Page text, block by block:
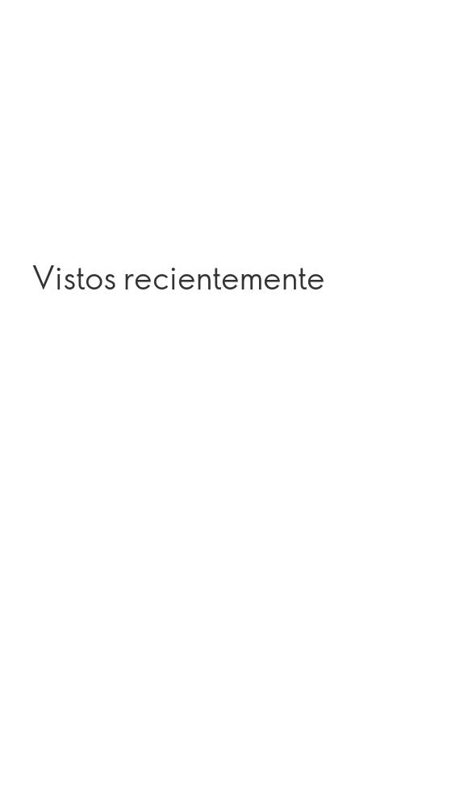
Vistos recientemente